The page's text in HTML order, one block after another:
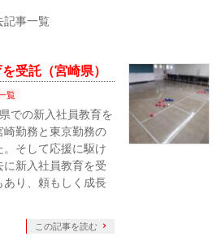
記事一覧
受託（宮崎県）
覧
での新入社員教育を
勤務と東京勤務の
そして応援に駆け
新入社員教育を受
り、頼もしく成長
この記事を読む